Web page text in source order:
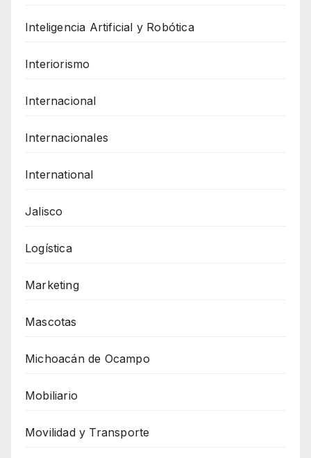
Inteligencia Artificial y Robótica
Interiorismo
Internacional
Internacionales
International
Jalisco
Logística
Marketing
Mascotas
Michoacán de Ocampo
Mobiliario
Movilidad y Transporte